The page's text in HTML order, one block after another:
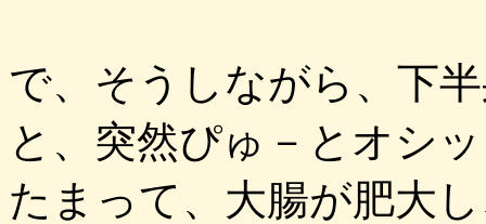
で、そうしながら、下
と、突然ぴゅ－とオシ
たまって、大腸が肥大